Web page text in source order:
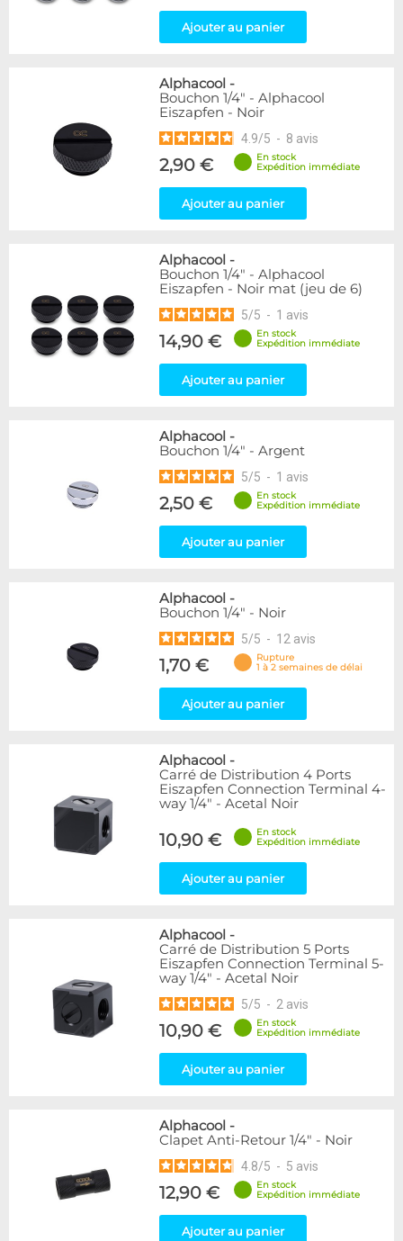
4
2
Droit
280
Passe cloison
Raccord autobloquant
5
53
Disponibilité / Promotions
Articles en stock
Articles en promotions
Ajouter au panier
Alphacool -
Bouchon 1/4" - Alphacool
Eiszapfen - Noir
4.9/5 - 8 avis
2,90 €
En stock
Expédition immédiate
Ajouter au panier
Alphacool -
Bouchon 1/4" - Alphacool
Eiszapfen - Noir mat (jeu de 6)
5/5 - 1 avis
14,90 €
En stock
Expédition immédiate
Ajouter au panier
Alphacool -
Bouchon 1/4" - Argent
5/5 - 1 avis
2,50 €
En stock
Expédition immédiate
Ajouter au panier
Alphacool -
Bouchon 1/4" - Noir
5/5 - 12 avis
1,70 €
Rupture
1 à 2 semaines de délai
Ajouter au panier
Alphacool -
Carré de Distribution 4 Ports
Eiszapfen Connection Terminal 4-
way 1/4" - Acetal Noir
10,90 €
En stock
Expédition immédiate
Ajouter au panier
Alphacool -
Carré de Distribution 5 Ports
Eiszapfen Connection Terminal 5-
way 1/4" - Acetal Noir
5/5 - 2 avis
10,90 €
En stock
Expédition immédiate
Ajouter au panier
Alphacool -
Clapet Anti-Retour 1/4" - Noir
4.8/5 - 5 avis
12,90 €
En stock
Expédition immédiate
Ajouter au panier